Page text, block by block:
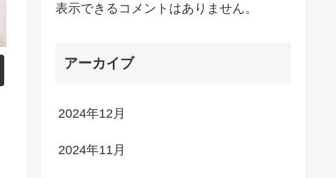
表示できるコメントはありません。
アーカイブ
2024年12月
2024年11月